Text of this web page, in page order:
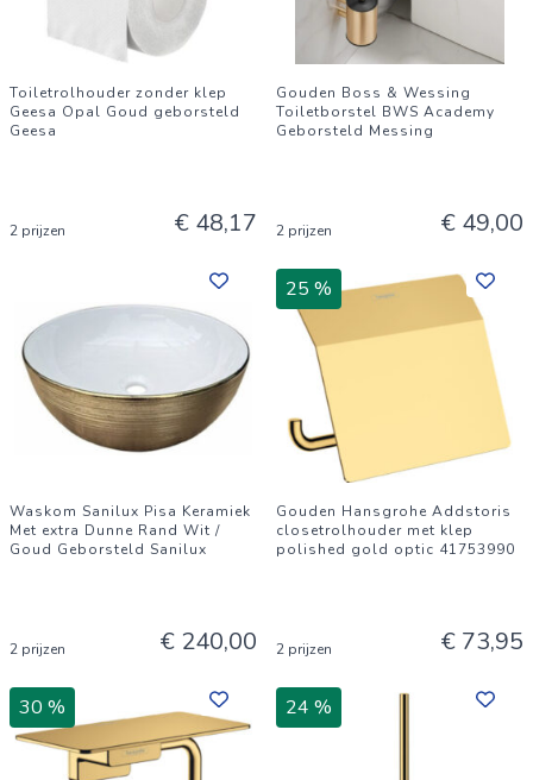
Toiletrolhouder zonder klep
Geesa Opal Goud geborsteld
Geesa
2 prijzen € 48,17
Gouden Boss & Wessing
Toiletborstel BWS Academy
Geborsteld Messing
2 prijzen € 49,00
Waskom Sanilux Pisa Keramiek
Met extra Dunne Rand Wit /
Goud Geborsteld Sanilux
2 prijzen € 240,00
25 %
Gouden Hansgrohe Addstoris
closetrolhouder met klep
polished gold optic 41753990
2 prijzen € 73,95
30 % 24 %